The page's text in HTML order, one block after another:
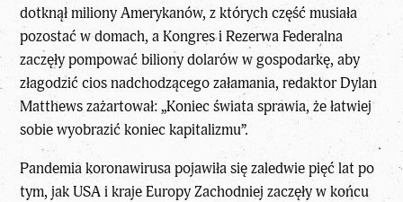
dotknął miliony Amerykanów, z których część musiała
pozostać w domach, a Kongres i Rezerwa Federalna
zaczęły pompować biliony dolarów w gospodarkę, aby
złagodzić cios nadchodzącego załamania, redaktor Dylan
Matthews zażartował: „Koniec świata sprawia, że łatwiej
sobie wyobrazić koniec kapitalizmu”.
Pandemia koronawirusa pojawiła się zaledwie pięć lat po
tym, jak USA i kraje Europy Zachodniej zaczęły w końcu